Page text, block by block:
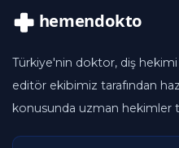
Türkiye'nin doktor, diş
editör ekibimiz tarafından
konusunda uzman hekimler